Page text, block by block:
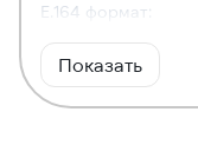
E.164 формат:
RFC3966
формат:
Показать